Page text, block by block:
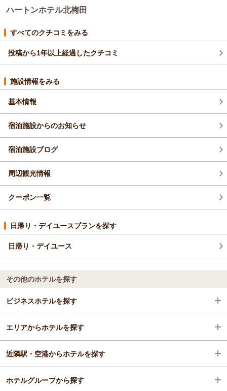
ありがとうございます。フロントのスタッフの笑顔をお褒めい
お部屋・お風呂の清掃が行き届き、広さとアメニティの入浴剤
でリラックスしていただけたとのこと、朝までぐっすり眠れた
と伺い、私どもも喜んでおります。
USBコンセントとテレビの件ではご不便をおかけし、申し訳ご
要な際はお気軽にお声がけください。また、現在テレビは地上
ていただきます。
今後も皆さまに快適にお過ごしいただけるよう、サービスの向
上に努めてまいります。
（返信日：2026/02/26）
ハートンホテル北梅田
すべてのクチコミをみる
投稿から1年以上経過したクチコミ
施設情報をみる
基本情報
宿泊施設からのお知らせ
宿泊施設ブログ
周辺観光情報
クーポン一覧
日帰り・デイユースプランを探す
日帰り・デイユース
その他のホテルを探す
ビジネスホテルを探す
大阪府
大阪駅・梅田駅・福島・淀屋橋・本町
梅田・中之島・福島・天満
エリアからホテルを探す
大阪府
大阪駅・梅田駅・福島・淀屋橋・本町
近隣駅・空港からホテルを探す
大阪梅田駅
ホテルグループから探す